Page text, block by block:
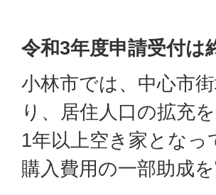
令和3年度申請受付は
小林市では、中心市
り、居住人口の拡充
1年以上空き家とな
購入費用の一部助成